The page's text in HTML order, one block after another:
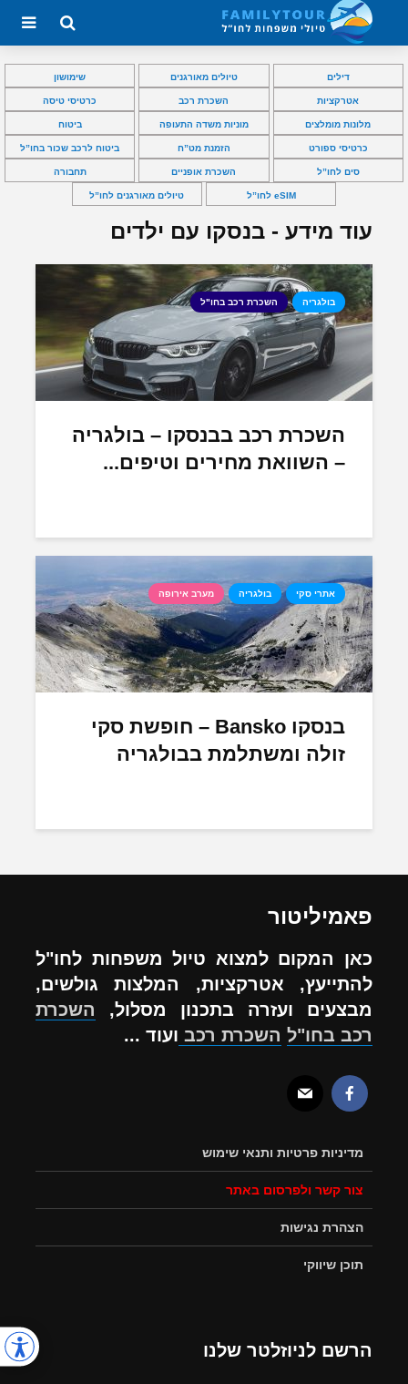
דילים טיולים מאורגנים שימושון
אטרקציות השכרת רכב כרטיסי טיסה
מלונות מומלצים מוניות משדה התעופה ביטוח
כרטיסי ספורט הזמנת מט”ח ביטוח לרכב שכור בחו”ל
סים לחו”ל השכרת אופניים תחבורה
eSIM לחו”ל טיולים מאורגנים לחו”ל
עוד מידע - בנסקו עם ילדים
בולגריה השכרת רכב בחו"ל
השכרת רכב בבנסקו – בולגריה
– השוואת מחירים וטיפים...
אתרי סקי בולגריה מערב אירופה
בנסקו Bansko – חופשת סקי
זולה ומשתלמת בבולגריה
פאמיליטור
כאן המקום למצוא טיול משפחות לחו"ל
להתייעץ, אטרקציות, המלצות גולשים,
מבצעים ועזרה בתכנון מסלול, השכרת
רכב בחו"ל השכרת רכב ועוד ...
מדיניות פרטיות ותנאי שימוש
צור קשר ולפרסום באתר
הצהרת נגישות
תוכן שיווקי
הרשם לניוזלטר שלנו